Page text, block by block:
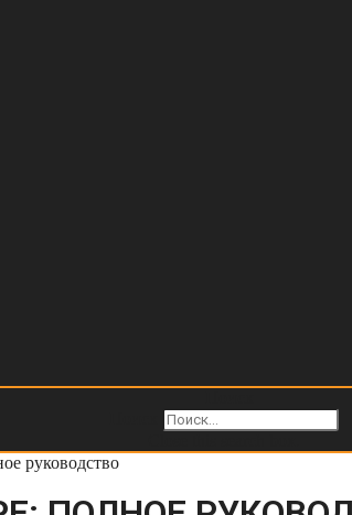
руководство